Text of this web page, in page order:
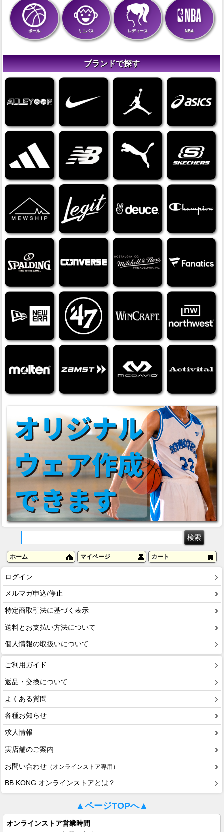
ボール ミニバス レディース NBA
ブランドで探す
ホーム マイページ カート
ログイン
メルマガ申込/停止
特定商取引法に基づく表示
送料とお支払い方法について
個人情報の取扱いについて
ご利用ガイド
返品・交換について
よくある質問
各種お知らせ
求人情報
実店舗のご案内
お問い合わせ （オンラインストア専用）
BB KONG オンラインストアとは？
▲ページTOPへ▲
オンラインストア営業時間